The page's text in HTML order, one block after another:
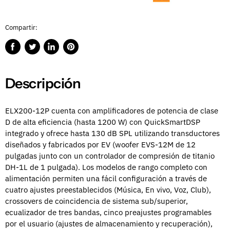
Compartir:
CompartirPublicarCompartirGuardar
Descripción
ELX200-12P cuenta con amplificadores de potencia de clase
D de alta eficiencia (hasta 1200 W) con QuickSmartDSP
integrado y ofrece hasta 130 dB SPL utilizando transductores
diseñados y fabricados por EV (woofer EVS-12M de 12
pulgadas junto con un controlador de compresión de titanio
DH-1L de 1 pulgada). Los modelos de rango completo con
alimentación permiten una fácil configuración a través de
cuatro ajustes preestablecidos (Música, En vivo, Voz, Club),
crossovers de coincidencia de sistema sub/superior,
ecualizador de tres bandas, cinco preajustes programables
por el usuario (ajustes de almacenamiento y recuperación),